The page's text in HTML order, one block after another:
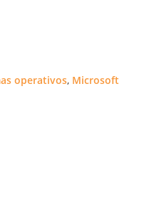
operativos, Microsoft